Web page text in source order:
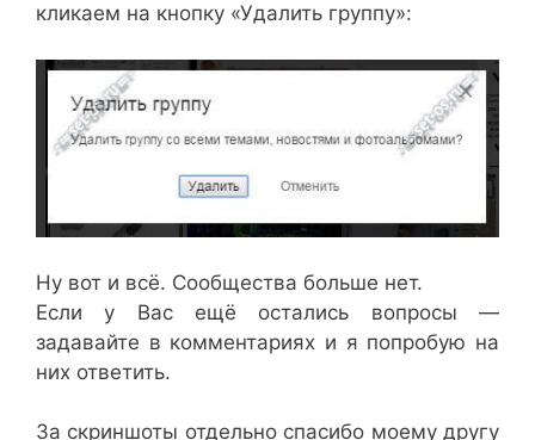
кликаем на кнопку «Удалить группу»:
Ну вот и всё. Сообщества больше нет.
Если у Вас ещё остались вопросы —
задавайте в комментариях и я попробую на
них ответить.
За скриншоты отдельно спасибо моему другу